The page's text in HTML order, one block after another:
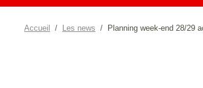
Accueil Les news Planning week-end 28/29